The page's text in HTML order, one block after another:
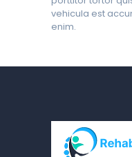
vehicula est
enim.